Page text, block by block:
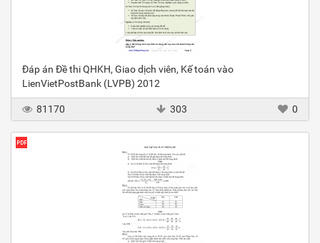
Đáp án Đề thi QHKH, Giao dịch viên, Kế toán vào
LienVietPostBank (LVPB) 2012
81170 303 0